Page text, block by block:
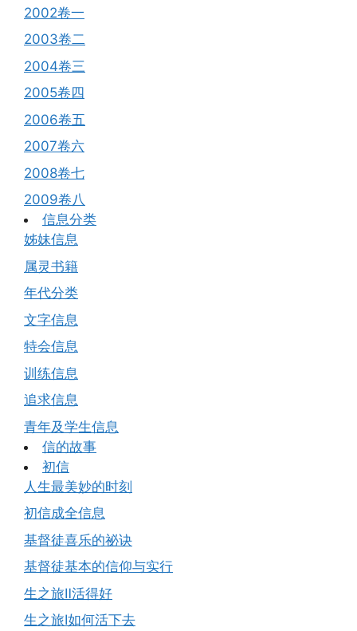
2002卷一
2003卷二
2004卷三
2005卷四
2006卷五
2007卷六
2008卷七
2009卷八
信息分类
姊妹信息
属灵书籍
年代分类
文字信息
特会信息
训练信息
追求信息
青年及学生信息
信的故事
初信
人生最美妙的时刻
初信成全信息
基督徒喜乐的祕诀
基督徒基本的信仰与实行
生之旅Ⅱ活得好
生之旅Ⅰ如何活下去